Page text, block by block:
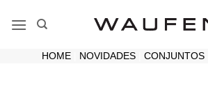
HOME| NOVIDADES| CONJUNTOS|